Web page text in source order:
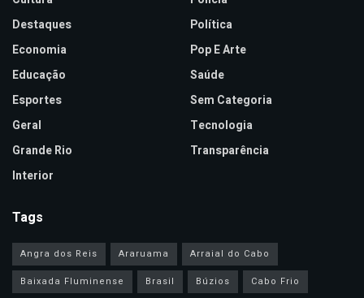
Destaques
Economia
Educação
Esportes
Geral
Grande Rio
Interior
Política
Pop E Arte
Saúde
Sem Categoria
Tecnologia
Transparência
Tags
Angra dos Reis Araruama
Arraial do Cabo
Baixada Fluminense
Brasil Búzios
Cabo Frio